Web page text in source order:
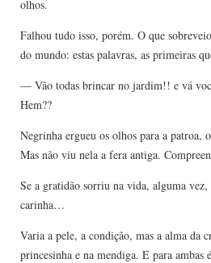
olhos.
Falhou tudo isso, porém. O que
do mundo: estas palavras, as primeiras
— Vão todas brincar no jardim!! e vá
Hem??
Negrinha ergueu os olhos para a patroa,
Mas não viu nela a fera antiga.
Se a gratidão sorriu na vida, alguma
carinha…
Varia a pele, a condição, mas a alma da
princesinha e na mendiga. E para ambas